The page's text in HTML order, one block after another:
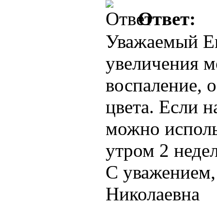
Ответ:
Уважаемый
увеличения
воспаление,
цвета. Если
можно
утром 2
С
Николаевна